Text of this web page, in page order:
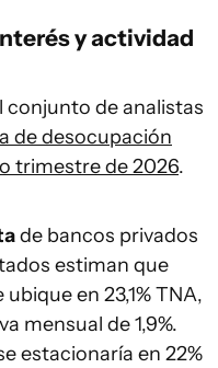
y actividad
conjunto de analistas
de desocupación
trimestre de 2026.
de bancos privados
estiman que
en 23,1% TNA,
mensual de 1,9%.
estacionaría en 22%